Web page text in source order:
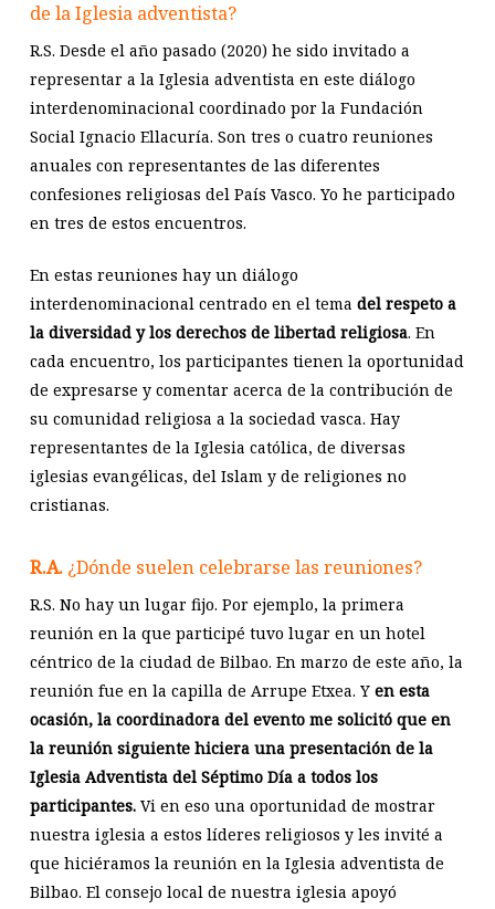
de la Iglesia adventista?
R.S. Desde el año pasado (2020) he sido invitado a
representar a la Iglesia adventista en este diálogo
interdenominacional coordinado por la Fundación
Social Ignacio Ellacuría. Son tres o cuatro reuniones
anuales con representantes de las diferentes
confesiones religiosas del País Vasco. Yo he participado
en tres de estos encuentros.
En estas reuniones hay un diálogo
interdenominacional centrado en el tema del respeto a
la diversidad y los derechos de libertad religiosa. En
cada encuentro, los participantes tienen la oportunidad
de expresarse y comentar acerca de la contribución de
su comunidad religiosa a la sociedad vasca. Hay
representantes de la Iglesia católica, de diversas
iglesias evangélicas, del Islam y de religiones no
cristianas.
R.A.¿Dónde suelen celebrarse las reuniones?
R.S. No hay un lugar fijo. Por ejemplo, la primera
reunión en la que participé tuvo lugar en un hotel
céntrico de la ciudad de Bilbao. En marzo de este año, la
reunión fue en la capilla de Arrupe Etxea. Y en esta
ocasión, la coordinadora del evento me solicitó que en
la reunión siguiente hiciera una presentación de la
Iglesia Adventista del Séptimo Día a todos los
participantes.Vi en eso una oportunidad de mostrar
nuestra iglesia a estos líderes religiosos y les invité a
que hiciéramos la reunión en la Iglesia adventista de
Bilbao. El consejo local de nuestra iglesia apoyó